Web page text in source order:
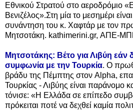
Εθνικού Στρατού στο αεροδρόμιο
Βενιζέλος».Στη μία το μεσημέρι
συνάντηση του κ. Χαφτάρ με τον
Μητσοτάκη. kathimerini.gr, ΑΠΕ-
Μητσοτάκης: Βέτο για Λιβύη εάν
συμφωνία με την Τουρκία. Ο
βράδυ της Πέμπτης στον Alpha,
Τουρκίας - Λιβύης είναι παράνομο
τόνισε: «Η Ελλάδα σε επίπεδο
πρόκειται ποτέ να δεχθεί καμία